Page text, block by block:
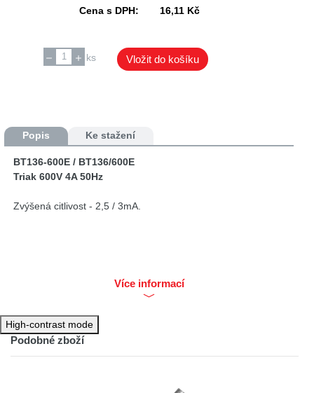
Cena s DPH:
16,11 Kč
ks Vložit do košíku
Popis Ke stažení
BT136-600E / BT136/600E
Triak 600V 4A 50Hz
Zvýšená citlivost - 2,5 / 3mA.
Více informací
High-contrast mode
Podobné zboží